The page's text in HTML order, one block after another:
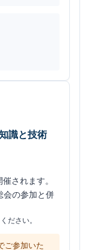
識と技術
されます。
会の参加と併
ださい。
ご参加いた